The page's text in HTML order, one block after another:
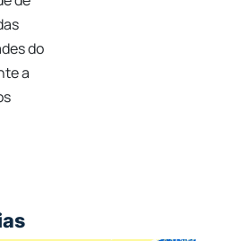
do
a